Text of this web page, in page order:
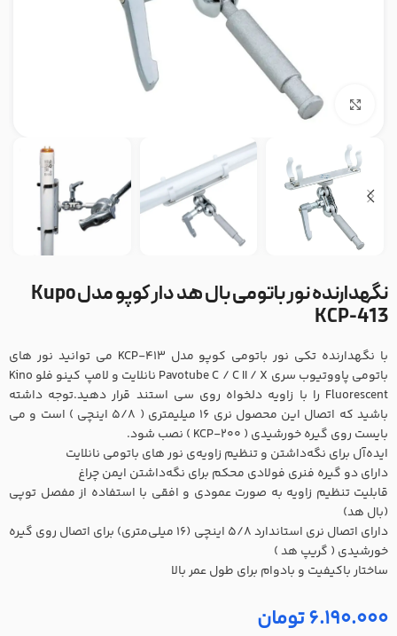
بزرگنمایی تصویر
نگهدارنده نور باتومی بال هد دار کوپو مدل Kupo
KCP-413
با نگهدارنده تکی نور باتومی کوپو مدل KCP-413 می توانید نور های
باتومی پاووتیوب سری Pavotube C / C II / X نانلایت و لامپ کینو فلو Kino
Fluorescent را با زاویه دلخواه روی سی استند قرار دهید.توجه داشته
باشید که اتصال این محصول نری 16 میلیمتری ( 5/8 اینچی ) است و می
بایست روی گیره خورشیدی ( KCP-200 ) نصب شود.
ایده‌آل برای نگه‌داشتن و تنظیم زاویه‌ی نور های باتومی نانلایت
دارای دو گیره فنری فولادی محکم برای نگه‌داشتن ایمن چراغ
قابلیت تنظیم زاویه به صورت عمودی و افقی با استفاده از مفصل توپی
(بال هد)
دارای اتصال نری استاندارد ۵/۸ اینچی (۱۶ میلی‌متری) برای اتصال روی گیره
خورشیدی ( گریپ هد )
ساختار باکیفیت و بادوام برای طول عمر بالا
6.190.000تومان